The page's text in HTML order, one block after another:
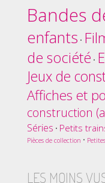
Bandes
enfants •
de société •
Jeux de
Affiches et
construction
Séries • Petits
Pièces de collection •
LES MOINS